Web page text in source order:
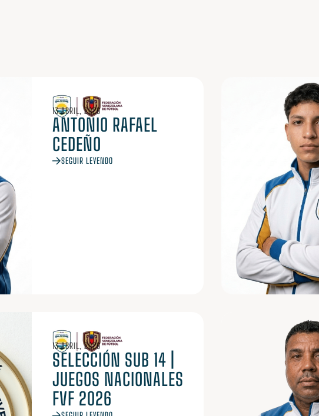
13 ABRIL, 2026
ANTONIO RAFAEL
CEDEÑO
SEGUIR LEYENDO
13 ABRIL, 2026
SELECCIÓN SUB 14 |
JUEGOS NACIONALES
FVF 2026